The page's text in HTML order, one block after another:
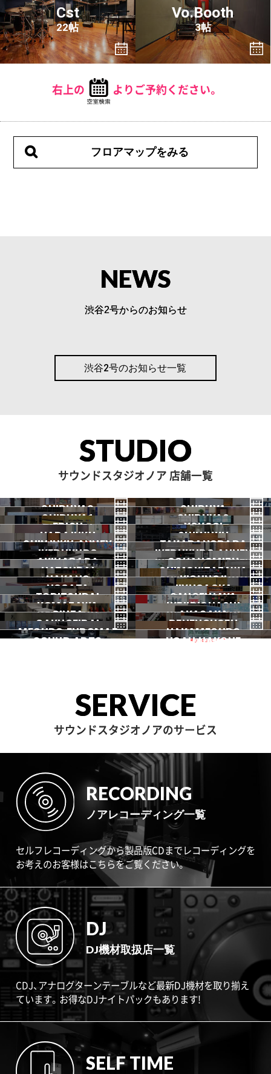
Cst
22帖
Vo.Booth
3帖
右上の よりご予約ください。
フロアマップをみる
NEWS
渋谷2号からのお知らせ
【渋谷2号店】AlphaTheta C
NOAH BOOK
【渋谷2号店】Roland FANT
OM-06導入！
【渋谷2号店】FUJIGEN LP
タイプ、新たにレンタルス
タート！
【渋谷1号、2号店】営業時間
変更のお知らせ
【期間限定】SENNHEISER X
SW MD435/ MD445/ e965
無料レンタルスタート！
NOAH BOOK
NOAH BOOK
【渋谷1号店・2号店】Pionee
r DJM-A9を導入！
渋谷2号のお知らせ一覧
STUDIO
サウンドスタジオノア 店舗一覧
SHIBUYA3
渋谷3号
2026.07 OPEN
SHIBUYA
渋谷本店
SHIBUYA1
渋谷1号
SHIBUYA2
渋谷2号
EBISU
恵比寿
YOYOGI
代々木
HARAJUKU
原宿
SHINJUKU
新宿
SHINJUKU ANNEX
新宿ANNEX
TAKADANOBABA
高田馬場
IKEBUKURO
池袋
IKEBUKURO ANNEX
池袋ANNEX
AKIHABARA
秋葉原
OCHANOMIZU
御茶ノ水
HATSUDAI
初台
SHIMOKITAZAWA
下北沢
NAKANO
中野
KICHIJOJI
吉祥寺
NOGATA
野方
JIYUGAOKA
自由が丘
TORITSUDAI
都立大
SANGENJAYA
三軒茶屋
KOMAZAWA
駒沢
IKEJIRIOHASHI
池尻大橋
一時閉店中
GINZA
銀座
AKASAKA
赤坂
GAKUGEIDAI
学芸大
DENENCHOFU
田園調布
MEGURO FUDOMAE NAKAMEGURO
SOUND ARTS NOAH HAKONE
SERVICE
サウンドスタジオノアのサービス
RECORDING
ノアレコーディング一覧
セルフレコーディングから製品版CDまでレコーディングを
お考えのお客様はこちらをご覧ください。
DJ
DJ機材取扱店一覧
CDJ、アナログターンテーブルなど最新DJ機材を取り揃え
ています。お得なDJナイトパックもあります!
SELF TIME